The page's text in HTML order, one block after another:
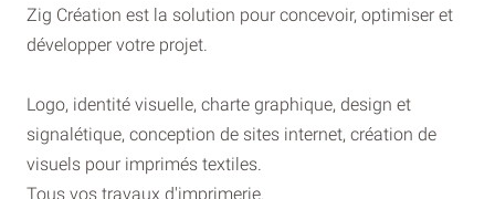
Zig Création est la solution pour concevoir, optimiser et
développer votre projet.
Logo, identité visuelle, charte graphique, design et
signalétique, conception de sites internet, création de
visuels pour imprimés textiles.
Tous vos travaux d'imprimerie.